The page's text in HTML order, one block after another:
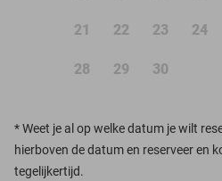
21 22 23 24
28 29 30
*Weet je al op welke datum je wilt
hierboven de datum en reserveer en
tegelijkertijd.